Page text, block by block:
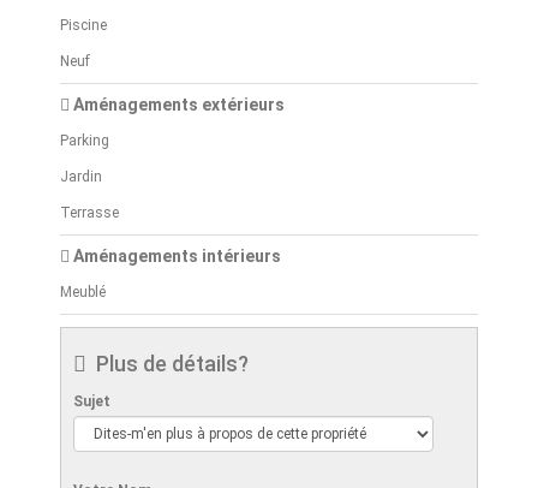
Piscine
Neuf
Aménagements extérieurs
Parking
Jardin
Terrasse
Aménagements intérieurs
Meublé
Plus de détails?
Sujet